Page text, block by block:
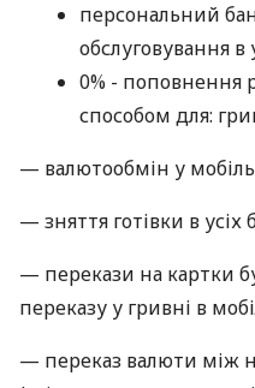
персональний
обслуговування в
0% - поповнення
способом для:
— валютообмін у
— зняття готівки в усіх
— перекази на картки
переказу у гривні в
— переказ валюти між